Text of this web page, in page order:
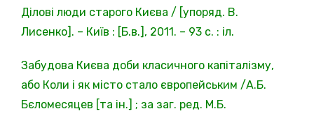
Ділові люди старого Києва / [упоряд. В.
Лисенко]. – Київ : [Б.в.], 2011. – 93 с. : іл.
Забудова Києва доби класичного капіталізму,
або Коли і як місто стало європейським /А.Б.
Бєломесяцев [та ін.] ; за заг. ред. М.Б.